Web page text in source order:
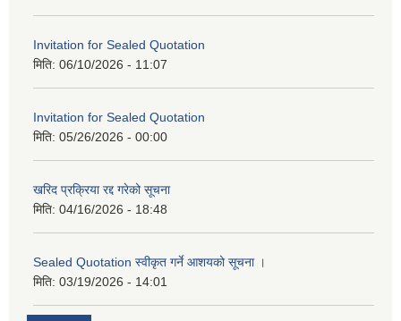
Invitation for Sealed Quotation
मिति: 06/10/2026 - 11:07
Invitation for Sealed Quotation
मिति: 05/26/2026 - 00:00
खरिद प्रक्रिया रद्द गरेको सूचना
मिति: 04/16/2026 - 18:48
Sealed Quotation स्वीकृत गर्ने आशयको सूचना ।
मिति: 03/19/2026 - 14:01